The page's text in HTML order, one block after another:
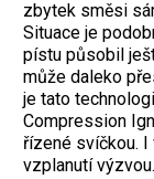
zbytek směsi
Situace je
pístu působil
může daleko
je tato
Compression
řízené svíčkou. I
vzplanutí